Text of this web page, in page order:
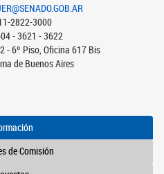
2822-3000
- 3621 - 3622
- 6º Piso, Oficina 617 Bis
de Buenos Aires
de Comisión